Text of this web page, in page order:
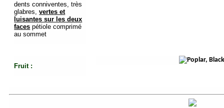
dents conniventes, très
glabres,vertes et
luisantes sur les deux
faces pétiole comprimé
au sommet
Fruit :